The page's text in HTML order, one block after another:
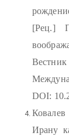
[Рец.]
DOI:
Ирану